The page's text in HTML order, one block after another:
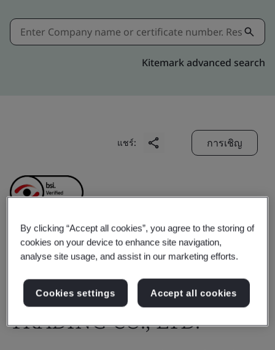
Kitemark advanced search
แชร์: การเชิญ
ZHEJIANG AOPENG
INDUSTRY AND
TRADING CO., LTD.
By clicking “Accept all cookies”, you agree to the storing of
cookies on your device to enhance site navigation,
analyse site usage, and assist in our marketing efforts.
Cookies settings Accept all cookies